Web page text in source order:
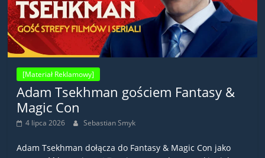
[Materiał Reklamowy]
Adam Tsekhman gościem Fantasy &
Magic Con
4 lipca 2026 Sebastian Smyk
Adam Tsekhman dołącza do Fantasy & Magic Con jako